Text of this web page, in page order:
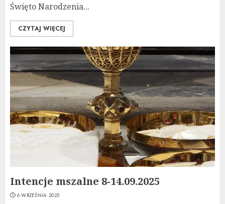
Święto Narodzenia...
CZYTAJ WIĘCEJ
Intencje mszalne 8-14.09.2025
6 WRZEŚNIA 2025